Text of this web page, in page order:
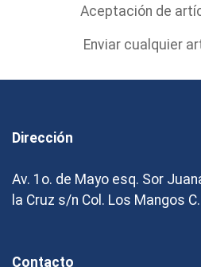
Aceptación de
Enviar cualquier
Dirección
Av. 1o. de Mayo esq. Sor
la Cruz s/n Col. Los Mangos
Contacto